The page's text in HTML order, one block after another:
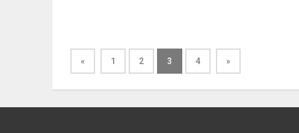
« 1 2 3 4 »